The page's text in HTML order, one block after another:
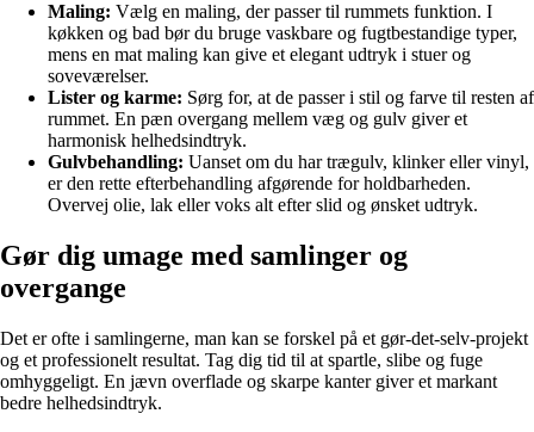
Maling: Vælg en maling, der passer til rummets funktion. I
køkken og bad bør du bruge vaskbare og fugtbestandige typer,
mens en mat maling kan give et elegant udtryk i stuer og
soveværelser.
Lister og karme: Sørg for, at de passer i stil og farve til resten af
rummet. En pæn overgang mellem væg og gulv giver et
harmonisk helhedsindtryk.
Gulvbehandling: Uanset om du har trægulv, klinker eller vinyl,
er den rette efterbehandling afgørende for holdbarheden.
Overvej olie, lak eller voks alt efter slid og ønsket udtryk.
Gør dig umage med samlinger og
overgange
Det er ofte i samlingerne, man kan se forskel på et gør-det-selv-projekt
og et professionelt resultat. Tag dig tid til at spartle, slibe og fuge
omhyggeligt. En jævn overflade og skarpe kanter giver et markant
bedre helhedsindtryk.